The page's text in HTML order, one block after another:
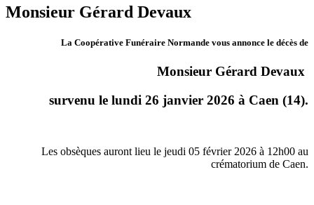
Monsieur Gérard Devaux
La Coopérative Funéraire Normande vous annonce le décès de
Monsieur Gérard Devaux
survenu le lundi 26 janvier 2026 à Caen (14).
Les obsèques auront lieu le jeudi 05 février 2026 à 12h00 au
crématorium de Caen.